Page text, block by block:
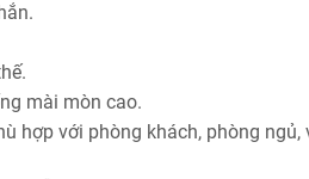
mài mòn cao.
hợp với phòng khách, phòng